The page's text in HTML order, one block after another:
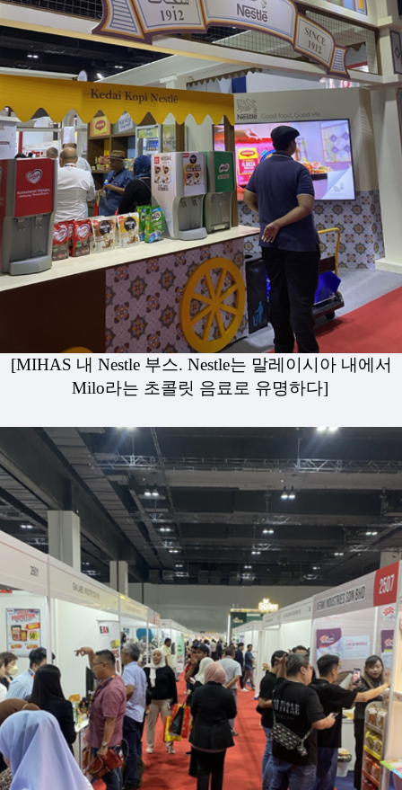
[MIHAS 내 Nestle 부스. Nestle는 말레이시아 내에서
Milo라는 초콜릿 음료로 유명하다]